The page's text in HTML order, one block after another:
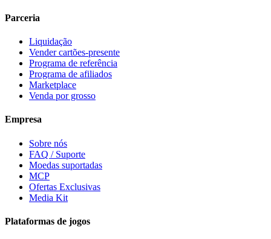
Parceria
Liquidação
Vender cartões-presente
Programa de referência
Programa de afiliados
Marketplace
Venda por grosso
Empresa
Sobre nós
FAQ / Suporte
Moedas suportadas
MCP
Ofertas Exclusivas
Media Kit
Plataformas de jogos